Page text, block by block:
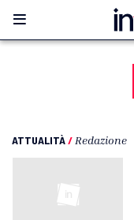
ATTUALITÀ/ Redazione